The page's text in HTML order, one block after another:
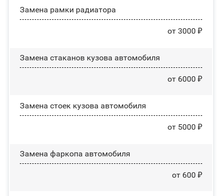
Замена рамки радиатора
от 3000 ₽
Замена стаканов кузова автомобиля
от 6000 ₽
Замена стоек кузова автомобиля
от 5000 ₽
Замена фаркопа автомобиля
от 600 ₽